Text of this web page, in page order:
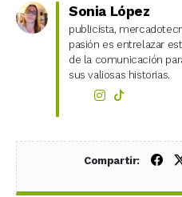
Sonia López
publicista,
pasión es entrelazar
de la comunicación
sus valiosas historias.
Compartir: